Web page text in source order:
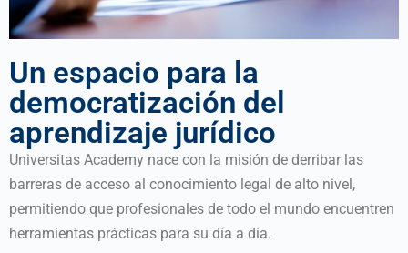
Un espacio para la
democratización del
aprendizaje jurídico
Universitas Academy nace con la misión de derribar las
barreras de acceso al conocimiento legal de alto nivel,
permitiendo que profesionales de todo el mundo encuentren
herramientas prácticas para su día a día.